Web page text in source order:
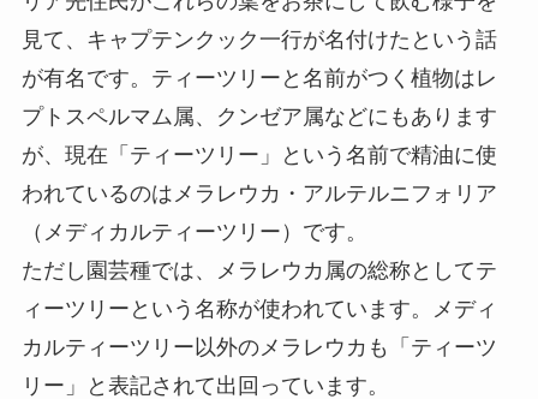
見て、キャプテンクック一行が名付けたという話
が有名です。ティーツリーと名前がつく植物はレ
プトスペルマム属、クンゼア属などにもあります
が、現在「ティーツリー」という名前で精油に使
われているのはメラレウカ・アルテルニフォリア
（メディカルティーツリー）です。
ただし園芸種では、メラレウカ属の総称としてテ
ィーツリーという名称が使われています。メディ
カルティーツリー以外のメラレウカも「ティーツ
リー」と表記されて出回っています。